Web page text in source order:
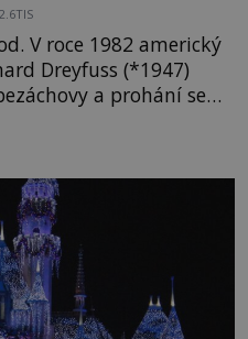
2.6TIS
V roce 1982 americký
Dreyfuss (*1947)
a prohání se
jako utržený ze
když to Dreyfuss
kokain. Tímto